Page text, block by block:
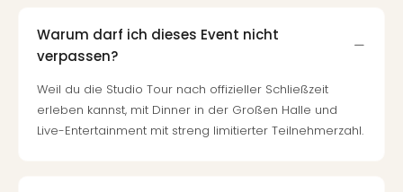
Warum darf ich dieses Event nicht
verpassen?
Weil du die Studio Tour nach offizieller Schließzeit
erleben kannst, mit Dinner in der Großen Halle und
Live-Entertainment mit streng limitierter Teilnehmerzahl.